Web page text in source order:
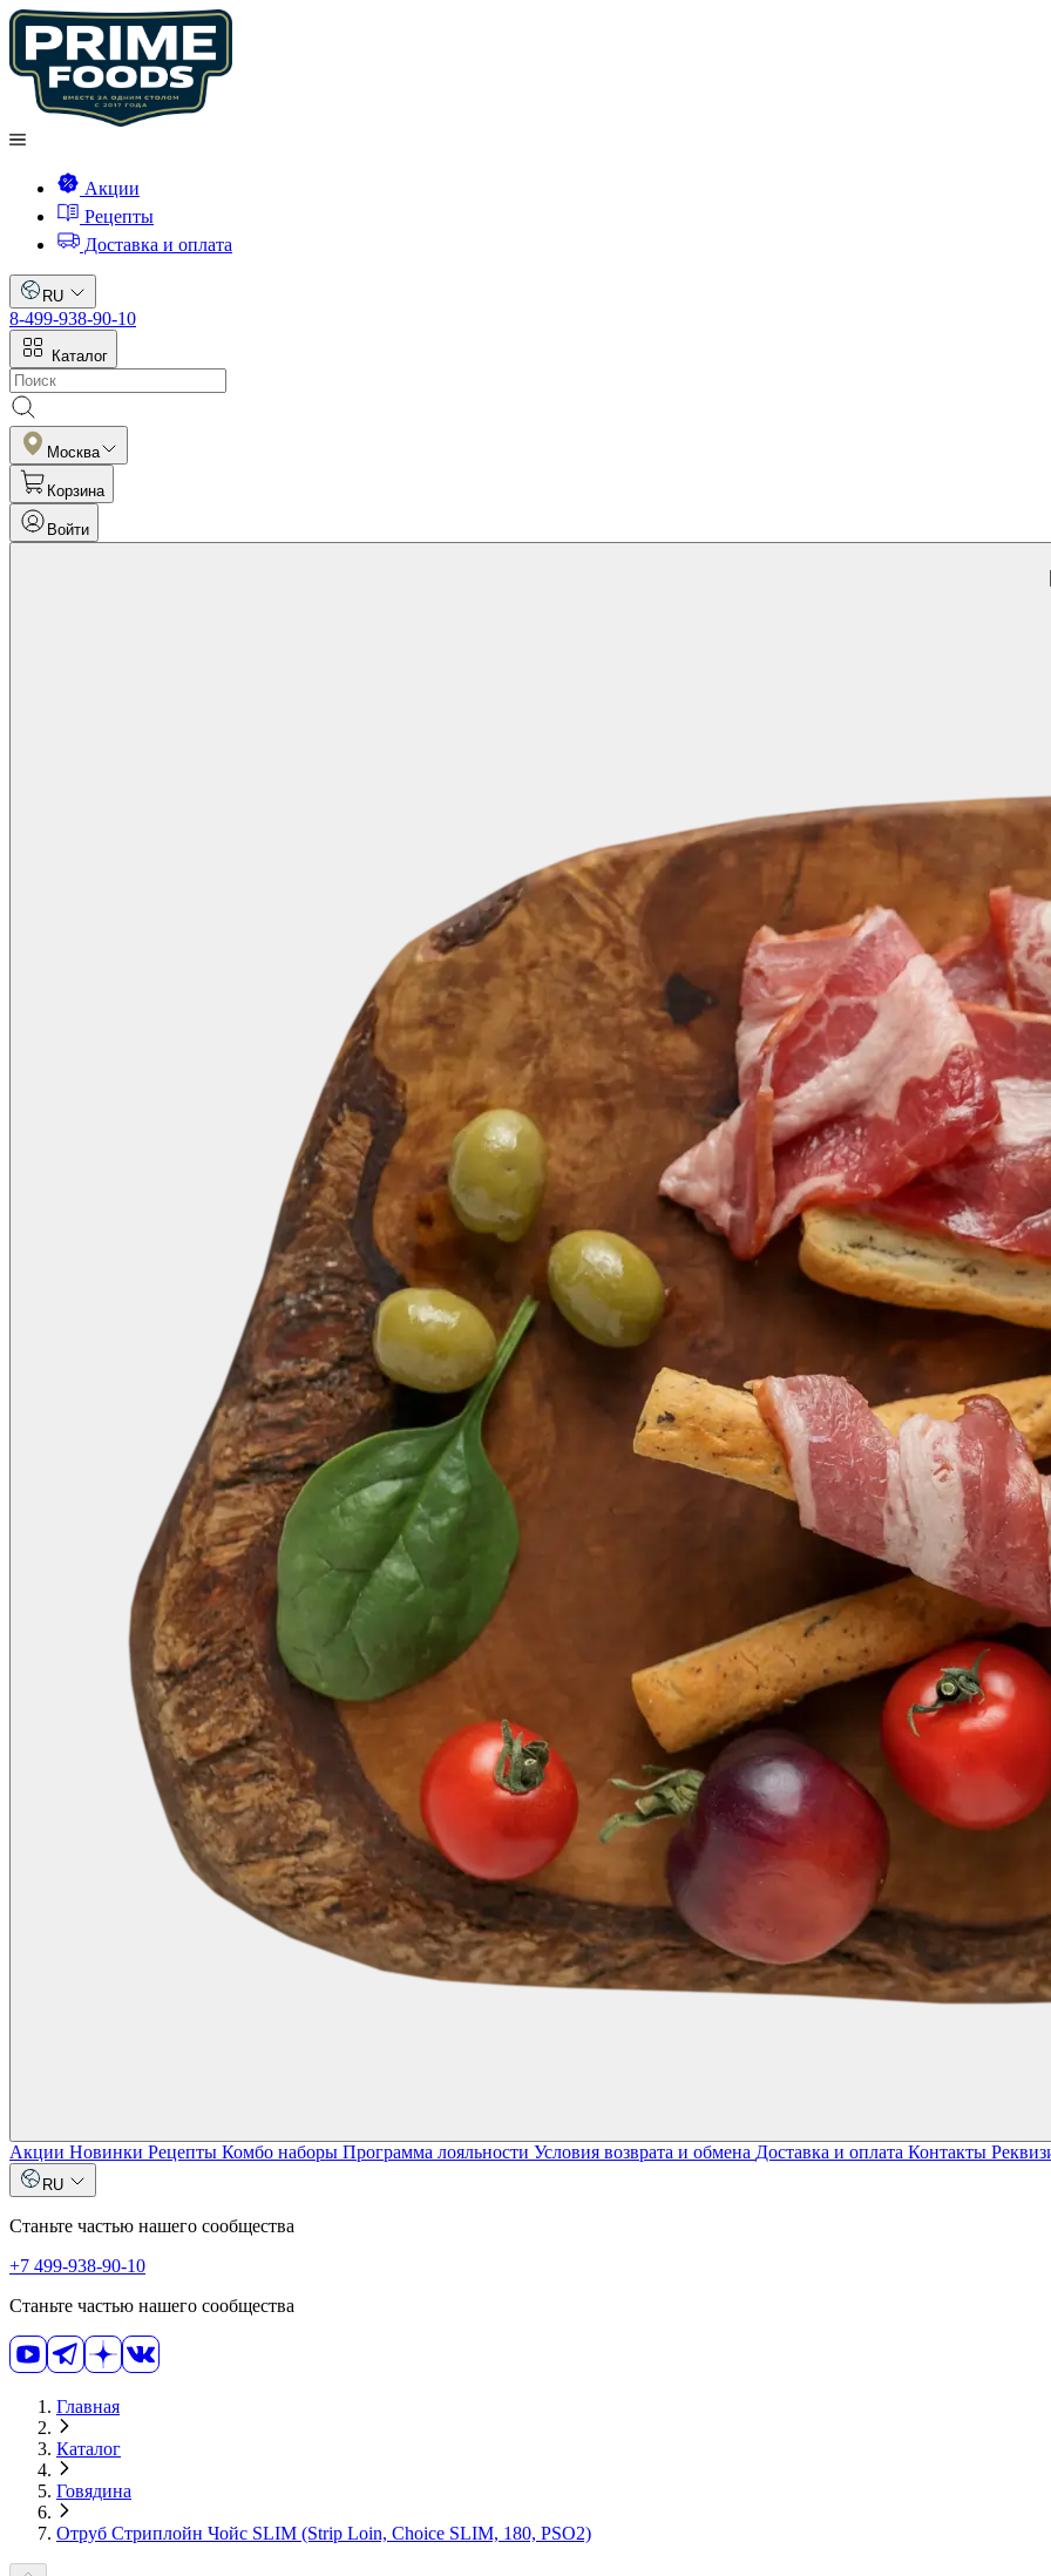
Акции
Рецепты
Доставка и оплата
RU
8-499-938-90-10
Каталог
Москва
Корзина
Войти
Акции Новинки Рецепты Комбо наборы Программа лояльности Условия возврата и обмена Доставка и оплата Контакты
RU
Станьте частью нашего сообщества
+7 499-938-90-10
Станьте частью нашего сообщества
Главная
Каталог
Говядина
Отруб Стриплойн Чойс SLIM (Strip Loin, Choice SLIM, 180, PSO2)